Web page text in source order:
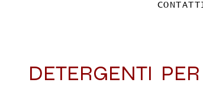
DETERGENTI